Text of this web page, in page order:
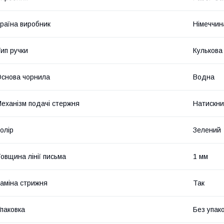
виробник
ручки Кулькова
чорнила Водна
подачі стержня
Зелений
лінії письма 1 мм
стрижня Так
Без